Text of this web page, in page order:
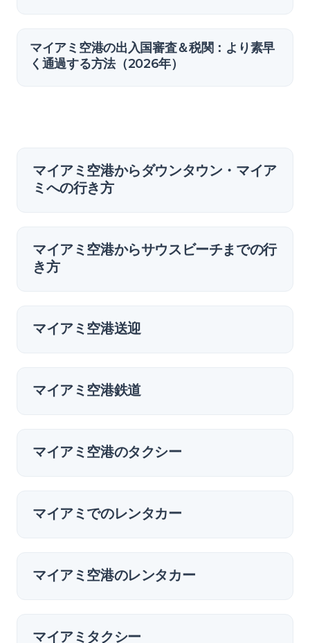
マイアミ空港の出入国審査＆税関：より素早
く通過する方法（2026年）
マイアミ空港からダウンタウン・マイア
ミへの行き方
マイアミ空港からサウスビーチまでの行
き方
マイアミ空港送迎
マイアミ空港鉄道
マイアミ空港のタクシー
マイアミでのレンタカー
マイアミ空港のレンタカー
マイアミタクシー